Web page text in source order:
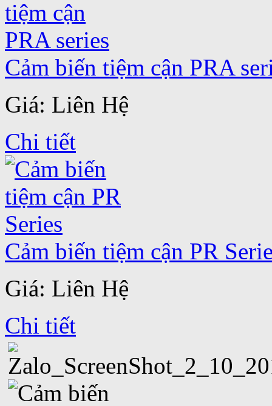
Cảm biến tiệm cận PRA
Giá: Liên Hệ
Chi tiết
Cảm biến tiệm cận PR
Giá: Liên Hệ
Chi tiết